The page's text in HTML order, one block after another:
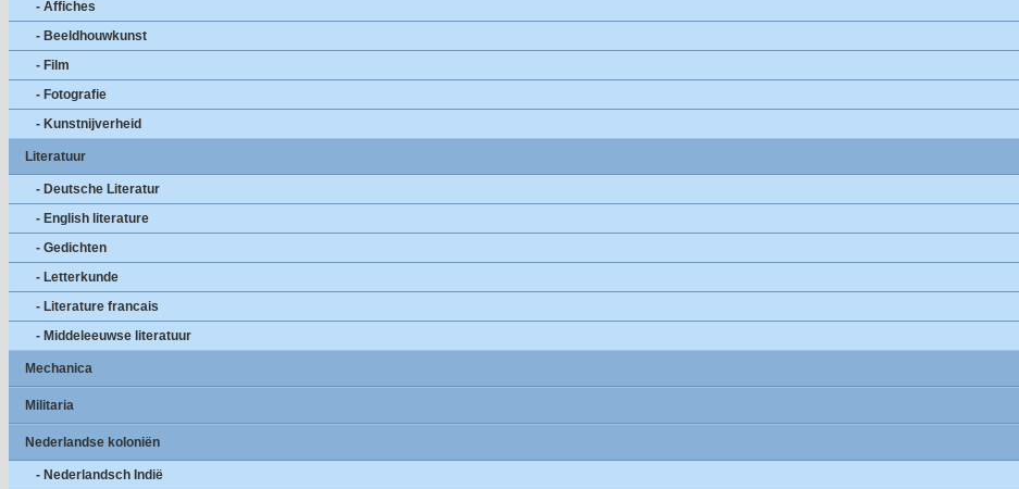
- Affiches
- Beeldhouwkunst
- Film
- Fotografie
- Kunstnijverheid
Literatuur
- Deutsche Literatur
- English literature
- Gedichten
- Letterkunde
- Literature francais
- Middeleeuwse literatuur
Mechanica
Militaria
Nederlandse koloniën
- Nederlandsch Indië